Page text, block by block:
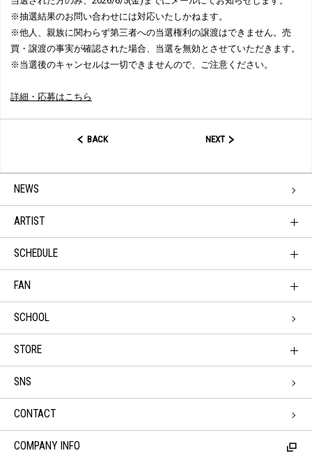
※抽選結果のお問い合わせには対応いたしかねます。
※他人、親族に関わらず第三者への当選権利の譲渡はできません。売
買・譲渡の事実が確認された場合、当選を無効とさせていただきます。
※当選後のキャンセルは一切できませんので、ご注意ください。
詳細・応募はこちら
BACK NEXT
NEWS
ARTIST
SCHEDULE
FAN
SCHOOL
STORE
SNS
CONTACT
COMPANY INFO